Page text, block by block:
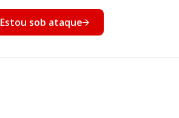
Estou sob ataque